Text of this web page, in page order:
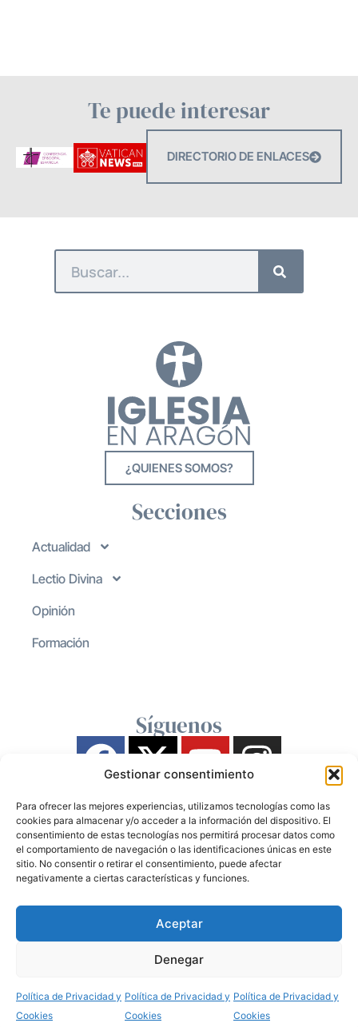
Gestionar consentimiento
Para ofrecer las mejores experiencias, utilizamos tecnologías como las
cookies para almacenar y/o acceder a la información del dispositivo. El
consentimiento de estas tecnologías nos permitirá procesar datos como
el comportamiento de navegación o las identificaciones únicas en este
sitio. No consentir o retirar el consentimiento, puede afectar
negativamente a ciertas características y funciones.
Aceptar
Denegar
Política de Privacidad y
Cookies
Política de Privacidad y
Cookies
Política de Privacidad y
Cookies
Te puede interesar
DIRECTORIO DE ENLACES
¿QUIENES SOMOS?
Secciones
Actualidad
Lectio Divina
Opinión
Formación
Síguenos